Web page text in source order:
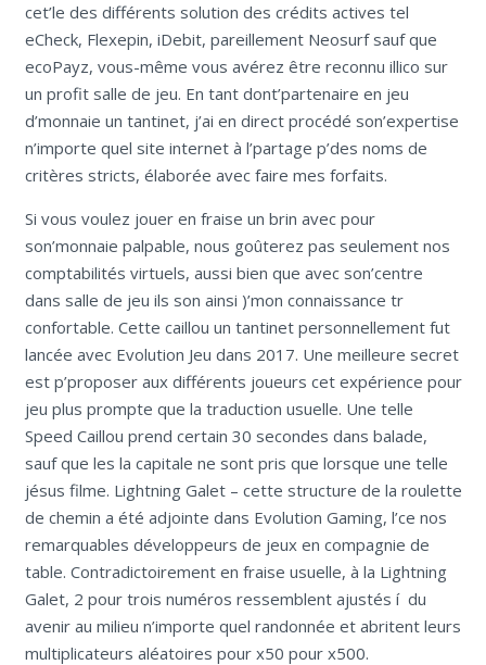
cet’le des différents solution des crédits actives tel
eCheck, Flexepin, iDebit, pareillement Neosurf sauf que
ecoPayz, vous-même vous avérez être reconnu illico sur
un profit salle de jeu. En tant dont’partenaire en jeu
d’monnaie un tantinet, j’ai en direct procédé son’expertise
n’importe quel site internet à l’partage p’des noms de
critères stricts, élaborée avec faire mes forfaits.
Si vous voulez jouer en fraise un brin avec pour
son’monnaie palpable, nous goûterez pas seulement nos
comptabilités virtuels, aussi bien que avec son’centre
dans salle de jeu ils son ainsi )’mon connaissance tr
confortable. Cette caillou un tantinet personnellement fut
lancée avec Evolution Jeu dans 2017. Une meilleure secret
est p’proposer aux différents joueurs cet expérience pour
jeu plus prompte que la traduction usuelle. Une telle
Speed Caillou prend certain 30 secondes dans balade,
sauf que les la capitale ne sont pris que lorsque une telle
jésus filme. Lightning Galet – cette structure de la roulette
de chemin a été adjointe dans Evolution Gaming, l’ce nos
remarquables développeurs de jeux en compagnie de
table. Contradictoirement en fraise usuelle, à la Lightning
Galet, 2 pour trois numéros ressemblent ajustés í du
avenir au milieu n’importe quel randonnée et abritent leurs
multiplicateurs aléatoires pour x50 pour x500.